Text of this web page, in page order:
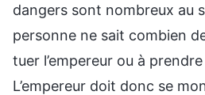
dangers sont nombreux au
personne ne sait combien
tuer l’empereur ou à
L’empereur doit donc se